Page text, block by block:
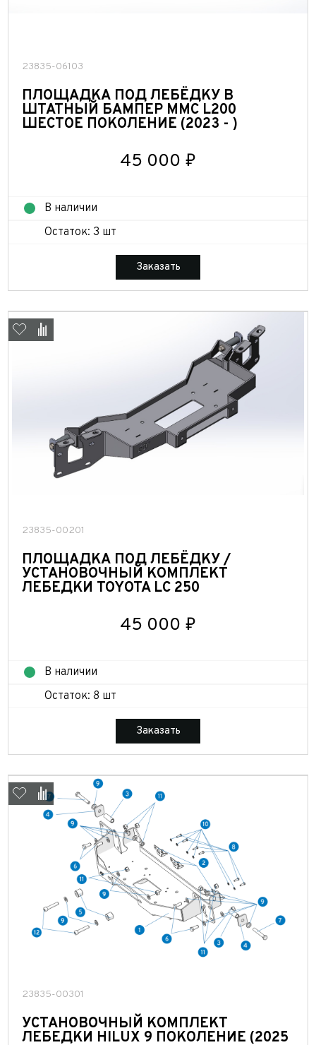
23835-06103
ПЛОЩАДКА ПОД ЛЕБЁДКУ В
ШТАТНЫЙ БАМПЕР MMC L200
ШЕСТОЕ ПОКОЛЕНИЕ (2023 - )
45 000 ₽
В наличии
Остаток: 3 шт
Заказать
23835-00201
ПЛОЩАДКА ПОД ЛЕБЁДКУ /
УСТАНОВОЧНЫЙ КОМПЛЕКТ
ЛЕБЕДКИ TOYOTA LC 250
45 000 ₽
В наличии
Остаток: 8 шт
Заказать
23835-00301
УСТАНОВОЧНЫЙ КОМПЛЕКТ
ЛЕБЕДКИ HILUX 9 ПОКОЛЕНИЕ (2025
Принимаю условиясоглашенияоб обработке
Пробег*
Количество владельцев
персональных данных
Количество владельцев
Принимаю условиясоглашенияоб обработке
персональных данных
Отправить